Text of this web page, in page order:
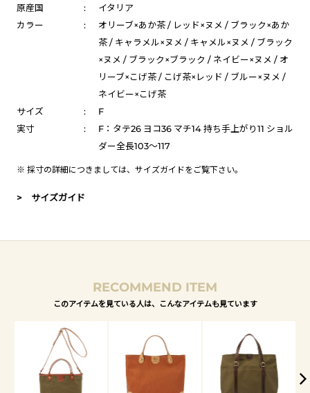
原産国
:
イタリア
カラー
:
オリーブ×あか茶 / レッド×ヌメ / ブラック×あか
茶 / キャラメル×ヌメ / キャメル×ヌメ / ブラック
×ヌメ / ブラック×ブラック / ネイビー×ヌメ / オ
リーブ×こげ茶 / こげ茶×レッド / ブルー×ヌメ /
ネイビー×こげ茶
サイズ
:
F
実寸
:
F：タテ26 ヨコ36 マチ14 持ち手上がり11 ショル
ダー全長103～117
※ 採寸の詳細につきましては、 サイズガイドをご覧下さい。
> サイズガイド
RECOMMEND ITEM
このアイテムを見ている人は、こんなアイテムも見ています